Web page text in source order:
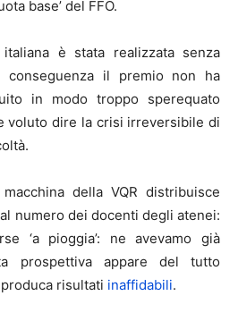
base’ del FFO.
è stata realizzata senza
conseguenza il premio non ha
in modo troppo sperequato
voluto dire la crisi irreversibile di
della VQR distribuisce
numero dei docenti degli atenei:
‘a pioggia’: ne avevamo già
prospettiva appare del tutto
risultati inaffidabili.